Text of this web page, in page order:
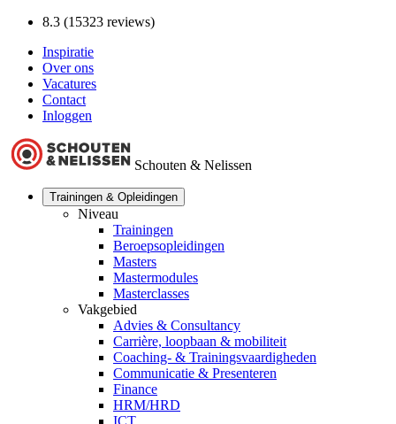
8.3 (15323 reviews)
Inspiratie
Over ons
Vacatures
Contact
Inloggen
Schouten & Nelissen
Trainingen & Opleidingen
Niveau
Trainingen
Beroepsopleidingen
Masters
Mastermodules
Masterclasses
Vakgebied
Advies & Consultancy
Carrière, loopbaan & mobiliteit
Coaching- & Trainingsvaardigheden
Communicatie & Presenteren
Finance
HRM/HRD
ICT